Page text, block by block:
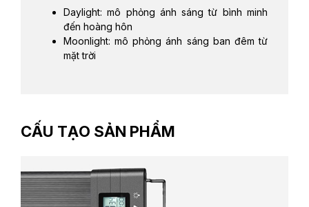
Daylight: mô phỏng ánh sáng từ bình minh
đến hoàng hôn
Moonlight: mô phỏng ánh sáng ban đêm từ
mặt trời
CẤU TẠO SẢN PHẨM